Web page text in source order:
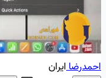
احمدرضاایران